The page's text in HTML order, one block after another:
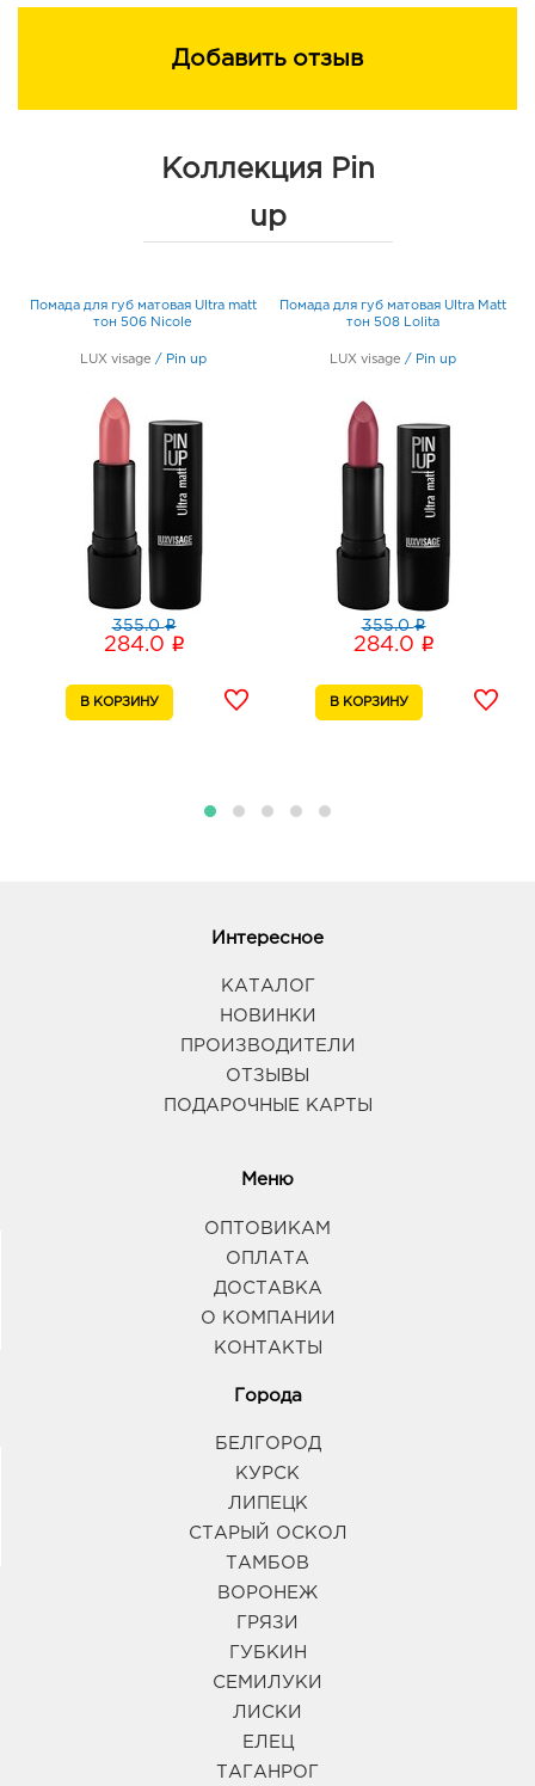
Добавить отзыв
Коллекция Pin
up
Помада для губ матовая Ultra matt
тон 506 Nicole
LUX visage / Pin up
355.0i
284.0 i
Помада для губ матовая Ultra Matt
тон 508 Lolita
LUX visage / Pin up
355.0i
284.0 i
Интересное
КАТАЛОГ
НОВИНКИ
ПРОИЗВОДИТЕЛИ
ОТЗЫВЫ
ПОДАРОЧНЫЕ КАРТЫ
Меню
ОПТОВИКАМ
ОПЛАТА
ДОСТАВКА
О КОМПАНИИ
КОНТАКТЫ
Города
БЕЛГОРОД
КУРСК
ЛИПЕЦК
СТАРЫЙ ОСКОЛ
ТАМБОВ
ВОРОНЕЖ
ГРЯЗИ
ГУБКИН
СЕМИЛУКИ
ЛИСКИ
ЕЛЕЦ
ТАГАНРОГ